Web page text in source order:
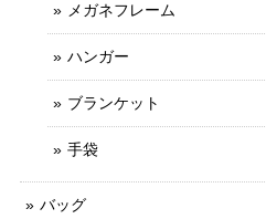
メガネフレーム
ハンガー
ブランケット
手袋
バッグ